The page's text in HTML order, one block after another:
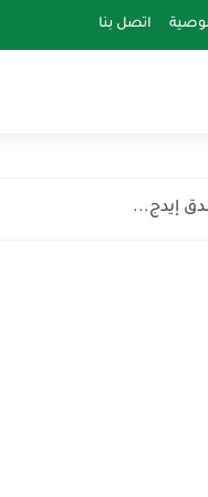
اتصل بنا
إيدج...